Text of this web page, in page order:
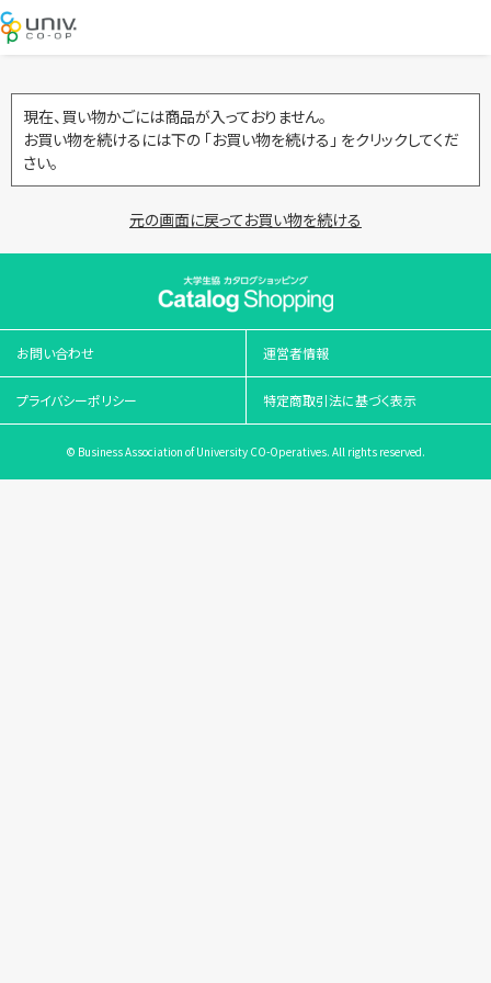
現在、買い物かごには商品が入っておりません。
お買い物を続けるには下の 「お買い物を続ける」 をクリックしてくだ
さい。
元の画面に戻ってお買い物を続ける
お問い合わせ 運営者情報
プライバシーポリシー 特定商取引法に基づく表示
© Business Association of University CO-Operatives. All rights reserved.